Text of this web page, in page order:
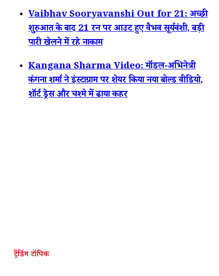
Vaibhav Sooryavanshi Out for 21: अच्छी
शुरुआत के बाद 21 रन पर आउट हुए वैभव सूर्यवंशी, बड़ी
पारी खेलने में रहे नाकाम
Kangana Sharma Video: मॉडल-अभिनेत्री
कंगना शर्मा ने इंस्टाग्राम पर शेयर किया नया बोल्ड वीडियो,
शॉर्ट ड्रेस और चश्मे में ढाया कहर
ट्रेंडिंग टॉपिक